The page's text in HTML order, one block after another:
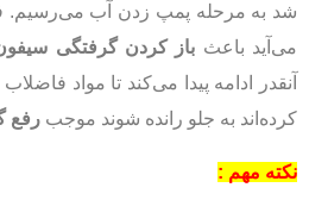
شد به مرحله پمپ زدن آب می‌رسیم.
می‌آید باعث باز کردن گرفتگی
آنقدر ادامه پیدا می‌کند تا مواد
کرده‌اند به جلو رانده شوند موجب رفع
نکته مهم :